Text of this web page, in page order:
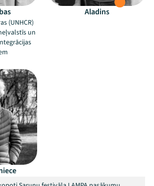
(UNHCR)
un
Aladins